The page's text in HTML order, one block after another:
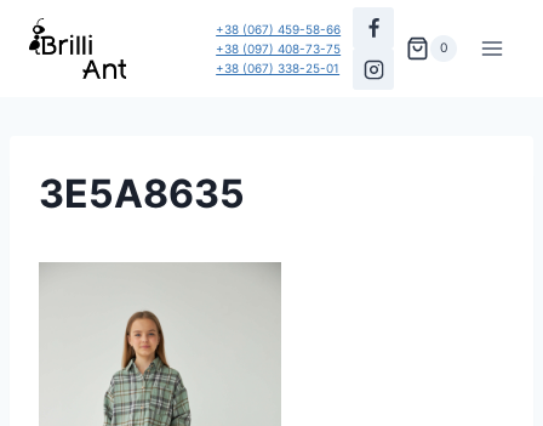
Перейти
+38 (067) 459-58-66
+38 (097) 408-73-75
+38 (067) 338-25-01
0
3E5A8635